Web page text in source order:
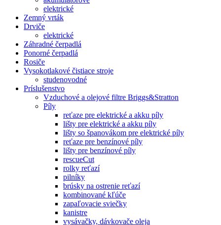
elektrické
Zemný vrták
Drviče
elektrické
Záhradné čerpadlá
Ponorné čerpadlá
Rosiče
Vysokotlakové čistiace stroje
studenovodné
Príslušenstvo
Vzduchové a olejové filtre Briggs&Stratton
Píly
reťaze pre elektrické a akku píly
lišty pre elektrické a akku píly
lišty so španovákom pre elektrické píly
reťaze pre benzínové píly
lišty pre benzínové píly
rescueCut
rolky reťazí
pilníky
brúsky na ostrenie reťazí
kombinované kľúče
zapaľovacie sviečky
kanistre
vysávačky, dávkovače oleja